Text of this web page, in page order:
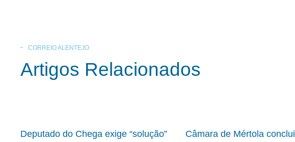
CORREIO ALENTEJO
Artigos Relacionados
Deputado do Chega exige “solução”
Câmara de Mértola conclui